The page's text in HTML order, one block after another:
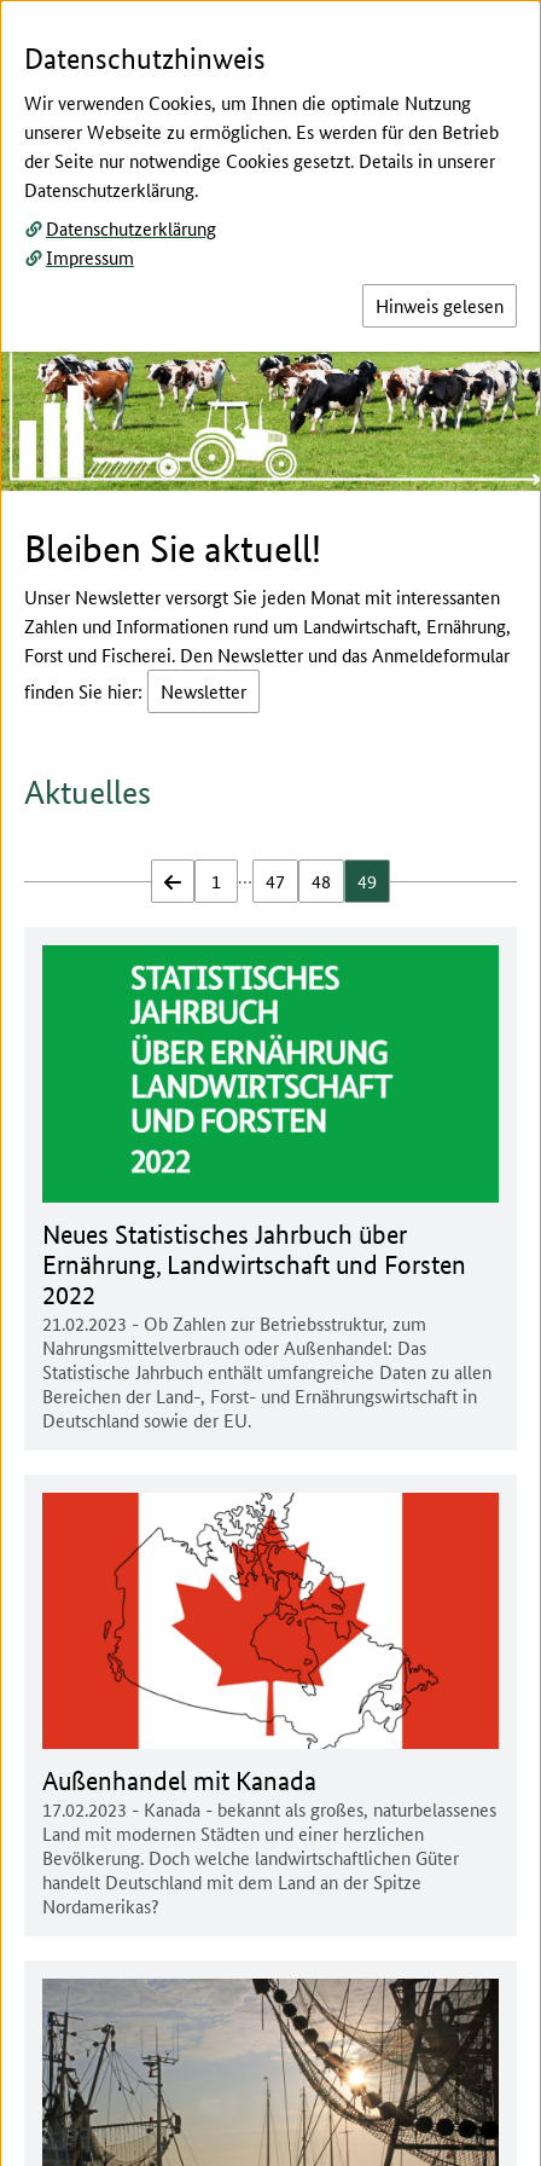
Top-Themen:
Hier beginnt der Hauptinhalt dieser Seite
Bleiben Sie aktuell!
Unser Newsletter versorgt Sie jeden Monat mit interessanten
Zahlen und Informationen rund um Landwirtschaft, Ernährung,
Forst und Fischerei. Den Newsletter und das Anmeldeformular
finden Sie hier:
Newsletter
Aktuelles
zurück
1 … 47 48 49
Neues Statistisches Jahrbuch über
Ernährung, Landwirtschaft und Forsten
2022
21.02.2023 - Ob Zahlen zur Betriebsstruktur, zum
Nahrungsmittelverbrauch oder Außenhandel: Das
Statistische Jahrbuch enthält umfangreiche Daten zu allen
Bereichen der Land-, Forst- und Ernährungswirtschaft in
Deutschland sowie der EU.
Außenhandel mit Kanada
17.02.2023 - Kanada - bekannt als großes, naturbelassenes
Land mit modernen Städten und einer herzlichen
Bevölkerung. Doch welche landwirtschaftlichen Güter
handelt Deutschland mit dem Land an der Spitze
Nordamerikas?
Datenschutzhinweis
Wir verwenden Cookies, um Ihnen die optimale Nutzung
unserer Webseite zu ermöglichen. Es werden für den Betrieb
der Seite nur notwendige Cookies gesetzt. Details in unserer
Datenschutzerklärung.
Datenschutzerklärung
Impressum
Hinweis gelesen